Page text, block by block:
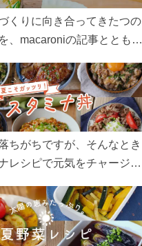
くりに向き合ってきたつの
、macaroniの記事とともに
や品質へのこだわりまで。
と好きになるコンテンツを
ください。
ちがちですが、そんなとき
レシピで元気をチャージ！
バテを吹き飛ばしましょ